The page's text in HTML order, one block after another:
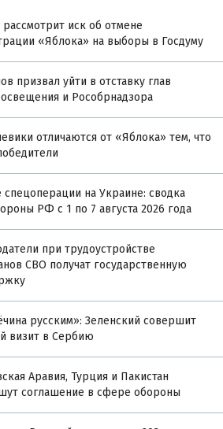
иск об отмене
«Яблока» на выборы в Госдуму
призвал уйти в отставку глав
и Рособрнадзора
отличаются от «Яблока» тем, что
спецоперации на Украине: сводка
РФ с 1 по 7 августа 2026 года
при трудоустройстве
СВО получат государственную
русским»: Зеленский совершит
визит в Сербию
Аравия, Турция и Пакистан
соглашение в сфере обороны